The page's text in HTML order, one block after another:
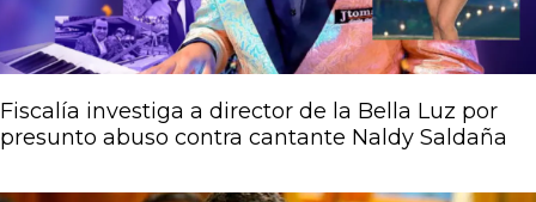
Fiscalía investiga a director de la Bella Luz por
presunto abuso contra cantante Naldy Saldaña